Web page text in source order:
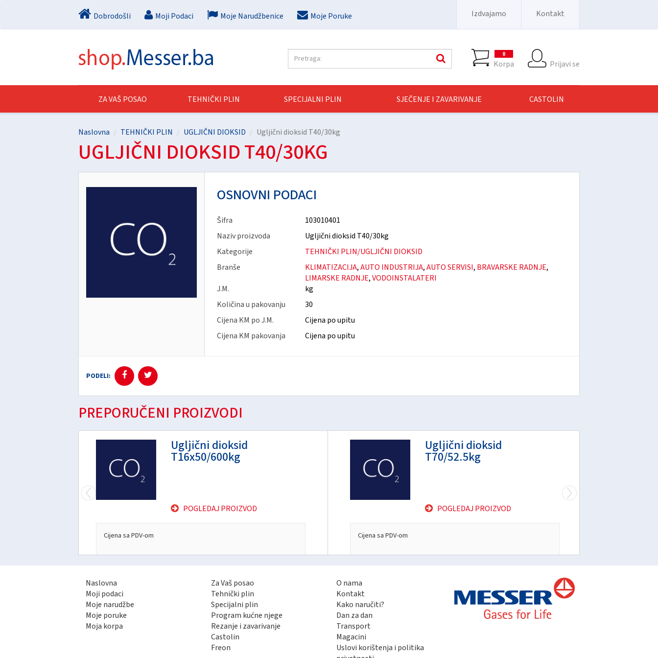
Dobrodošli Moji Podaci Moje Narudžbenice Moje Poruke Izdvajamo Kontakt
0
Korpa Prijavi se
Pretraga
ZA VAŠ POSAO TEHNIČKI PLIN SPECIJALNI PLIN SJEČENJE I ZAVARIVANJE CASTOLIN
Naslovna TEHNIČKI PLIN UGLJIČNI DIOKSID Ugljični dioksid T40/30kg
UGLJIČNI DIOKSID T40/30KG
OSNOVNI PODACI
Šifra
103010401
Naziv proizvoda
Ugljični dioksid T40/30kg
Kategorije
TEHNIČKI PLIN/UGLJIČNI DIOKSID
Branše
KLIMATIZACIJA,AUTO INDUSTRIJA,AUTO SERVISI, BRAVARSKE RADNJE,
LIMARSKE RADNJE,VODOINSTALATERI
J.M.
kg
Količina u pakovanju
30
Cijena KM po J.M.
Cijena po upitu
Cijena KM pakovanja
Cijena po upitu
PODELI:
PREPORUČENI PROIZVODI
Ugljični dioksid
T16x50/600kg
POGLEDAJ PROIZVOD
Cijena sa PDV-om
Ugljični dioksid
T70/52.5kg
POGLEDAJ PROIZVOD
Cijena sa PDV-om
Naslovna
Moji podaci
Moje narudžbe
Moje poruke
Moja korpa
Za Vaš posao
Tehnički plin
Specijalni plin
Program kućne njege
Rezanje i zavarivanje
Castolin
Freon
O nama
Kontakt
Kako naručiti?
Dan za dan
Transport
Magacini
Uslovi korištenja i politika